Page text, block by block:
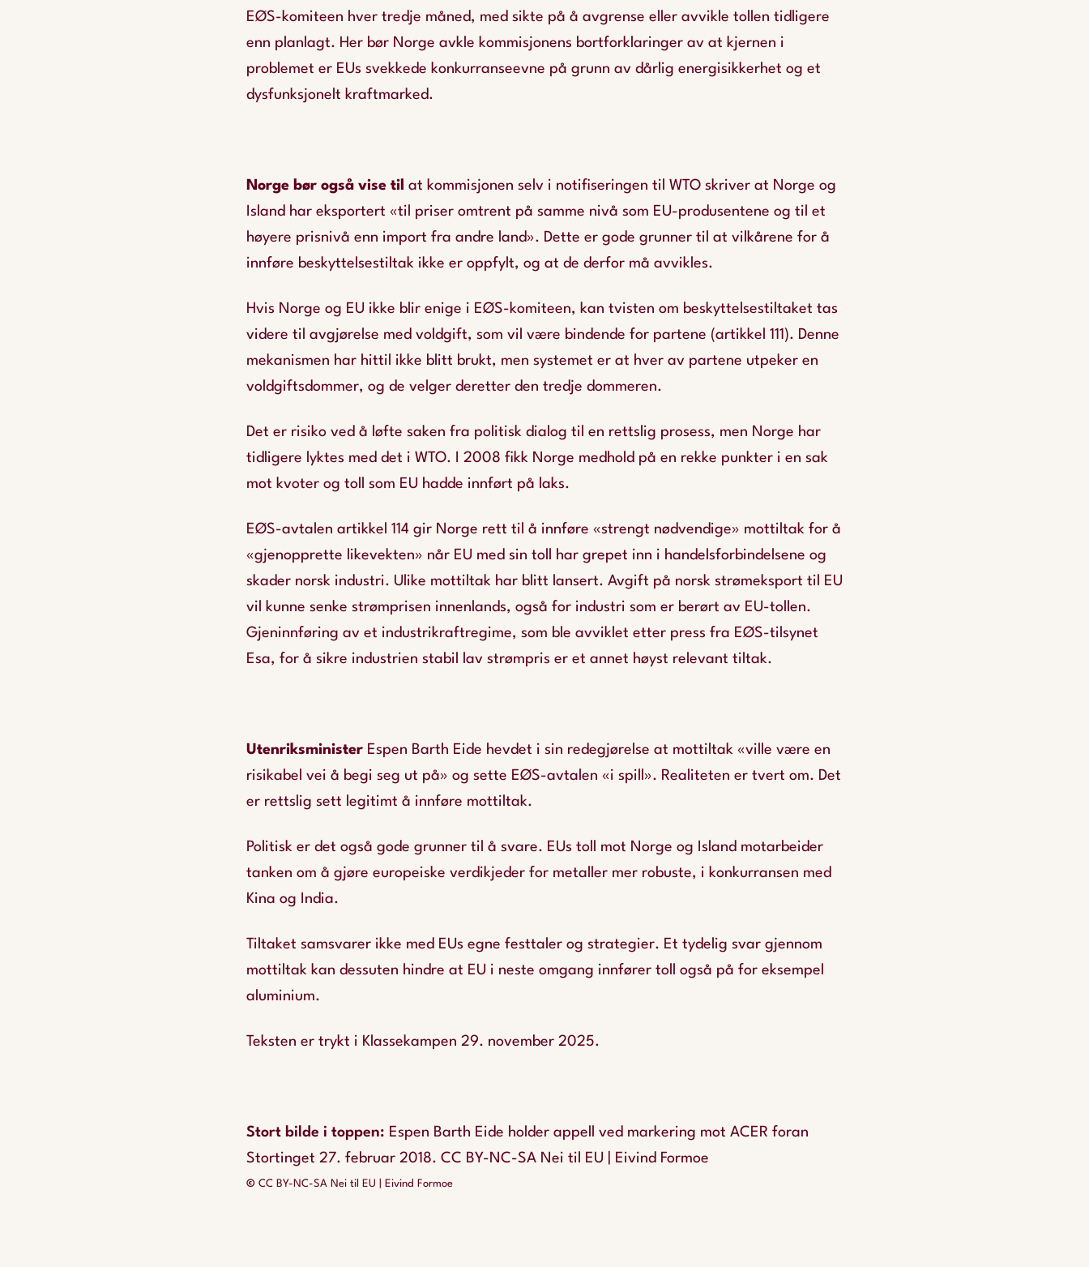
EØS-komiteen hver tredje måned, med sikte på å avgrense eller avvikle tollen tidligere
enn planlagt. Her bør Norge avkle kommisjonens bortforklaringer av at kjernen i
problemet er EUs svekkede konkurranseevne på grunn av dårlig energisikkerhet og et
dysfunksjonelt kraftmarked.
Norge bør også vise til at kommisjonen selv i notifiseringen til WTO skriver at Norge og
Island har eksportert «til priser omtrent på samme nivå som EU-produsentene og til et
høyere prisnivå enn import fra andre land». Dette er gode grunner til at vilkårene for å
innføre beskyttelsestiltak ikke er oppfylt, og at de derfor må avvikles.
Hvis Norge og EU ikke blir enige i EØS-komiteen, kan tvisten om beskyttelsestiltaket tas
videre til avgjørelse med voldgift, som vil være bindende for partene (artikkel 111). Denne
mekanismen har hittil ikke blitt brukt, men systemet er at hver av partene utpeker en
voldgiftsdommer, og de velger deretter den tredje dommeren.
Det er risiko ved å løfte saken fra politisk dialog til en rettslig prosess, men Norge har
tidligere lyktes med det i WTO. I 2008 fikk Norge medhold på en rekke punkter i en sak
mot kvoter og toll som EU hadde innført på laks.
EØS-avtalen artikkel 114 gir Norge rett til å innføre «strengt nødvendige» mottiltak for å
«gjenopprette likevekten» når EU med sin toll har grepet inn i handelsforbindelsene og
skader norsk industri. Ulike mottiltak har blitt lansert. Avgift på norsk strømeksport til EU
vil kunne senke strømprisen innenlands, også for industri som er berørt av EU-tollen.
Gjeninnføring av et industrikraftregime, som ble avviklet etter press fra EØS-tilsynet
Esa, for å sikre industrien stabil lav strømpris er et annet høyst relevant tiltak.
UtenriksministerEspen Barth Eide hevdet i sin redegjørelse at mottiltak «ville være en
risikabel vei å begi seg ut på» og sette EØS-avtalen «i spill». Realiteten er tvert om. Det
er rettslig sett legitimt å innføre mottiltak.
Politisk er det også gode grunner til å svare. EUs toll mot Norge og Island motarbeider
tanken om å gjøre europeiske verdikjeder for metaller mer robuste, i konkurransen med
Kina og India.
Tiltaket samsvarer ikke med EUs egne festtaler og strategier. Et tydelig svar gjennom
mottiltak kan dessuten hindre at EU i neste omgang innfører toll også på for eksempel
aluminium.
Teksten er trykt i Klassekampen 29. november 2025.
Stort bilde i toppen: Espen Barth Eide holder appell ved markering mot ACER foran
Stortinget 27. februar 2018. CC BY-NC-SA Nei til EU | Eivind Formoe
© CC BY-NC-SA Nei til EU | Eivind Formoe